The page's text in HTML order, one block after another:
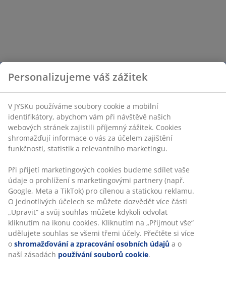
Personalizujeme váš zážitek
V JYSKu používáme soubory cookie a mobilní
identifikátory, abychom vám při návštěvě našich
webových stránek zajistili příjemný zážitek. Cookies
shromažďují informace o vás za účelem zajištění
funkčnosti, statistik a relevantního marketingu.
Při přijetí marketingových cookies budeme sdílet vaše
údaje o prohlížení s marketingovými partnery (např.
Google, Meta a TikTok) pro cílenou a statickou reklamu.
O jednotlivých účelech se můžete dozvědět více části
„Upravit“ a svůj souhlas můžete kdykoli odvolat
kliknutím na ikonu cookies. Kliknutím na „Přijmout vše“
udělujete souhlas se všemi třemi účely. Přečtěte si více
o shromažďování a zpracování osobních údajů a o
naší zásadách používání souborů cookie.